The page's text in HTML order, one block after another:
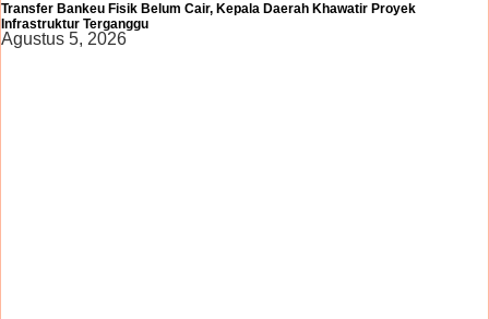
Transfer Bankeu Fisik Belum Cair, Kepala Daerah Khawatir Proyek
Infrastruktur Terganggu
Agustus 5, 2026